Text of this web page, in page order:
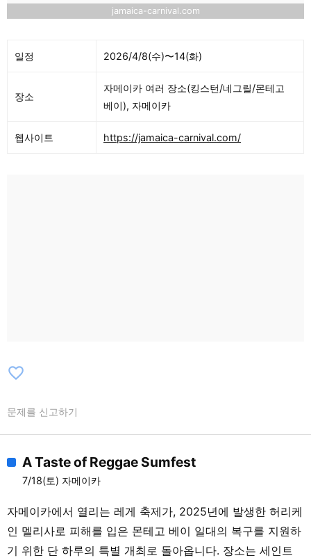
jamaica-carnival.com
일정 2026/4/8(수)〜14(화)
장소
자메이카 여러 장소(킹스턴/네그릴/몬테고
베이), 자메이카
웹사이트 https://jamaica-carnival.com/
favorite_border
문제를 신고하기
A Taste of Reggae Sumfest
7/18(토) 자메이카
자메이카에서 열리는 레게 축제가, 2025년에 발생한 허리케
인 멜리사로 피해를 입은 몬테고 베이 일대의 복구를 지원하
기 위한 단 하루의 특별 개최로 돌아옵니다. 장소는 세인트